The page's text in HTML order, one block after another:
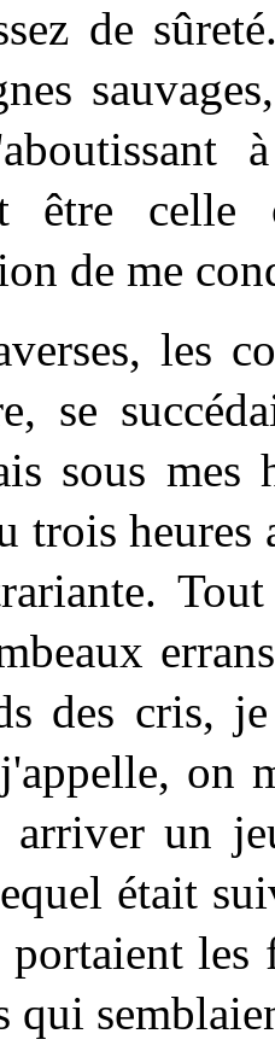
de
être
de me
les
se
sous mes
trois heures
des cris,
on
un
était
portaient les
qui